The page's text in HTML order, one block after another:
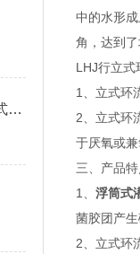
看完本篇你就知道该如何安装立式环流搅拌机
中的水形
角，达到
LHJ行立
1、立式环
2、立式环
于厌氧或
三、产品
1、 浮筒式
菌胶团产
2、立式环